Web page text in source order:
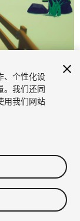
、个性化设
。我们还同
用我们网站